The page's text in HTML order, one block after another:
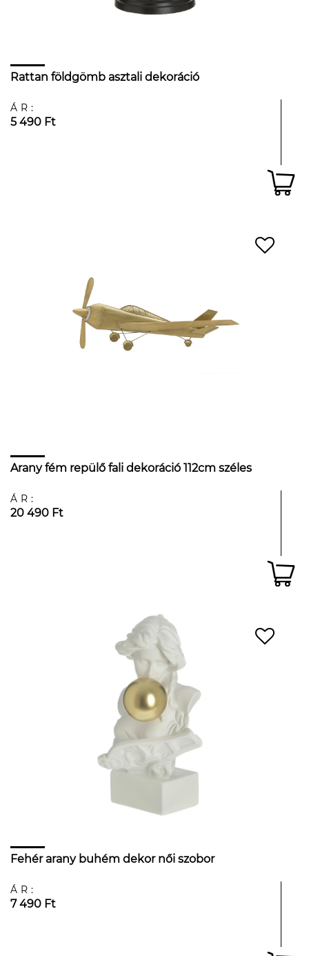
Rattan földgömb asztali dekoráció
ÁR:
5 490 Ft
Arany fém repülő fali dekoráció 112cm széles
ÁR:
20 490 Ft
Fehér arany buhém dekor női szobor
ÁR:
7 490 Ft